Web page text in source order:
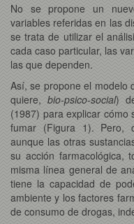
No se propone un
variables referidas en las
se trata de utilizar el
cada caso particular, las
las que dependen.
Así, se propone el modelo
quiere,bio-psico-social)
(1987) para explicar cómo
fumar (Figura 1). Pero,
aunque las otras
su acción farmacológica,
misma línea general de
tiene la capacidad de
ambiente y los factores
de consumo de drogas,